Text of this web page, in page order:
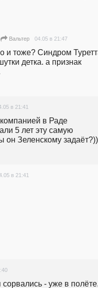
Вальтер 04.05 в 21:47
и тоже? Синдром
детка. а признак
в 21:41
в Раде
5 лет эту самую
он Зеленскому
в 21:41